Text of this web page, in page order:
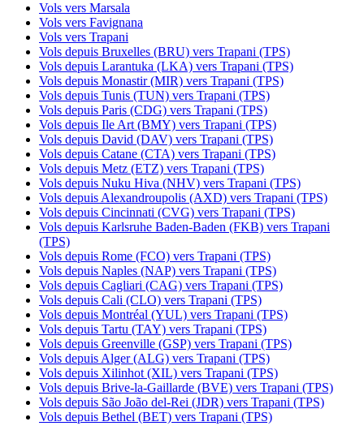
Vols vers Marsala
Vols vers Favignana
Vols vers Trapani
Vols depuis Bruxelles (BRU) vers Trapani (TPS)
Vols depuis Larantuka (LKA) vers Trapani (TPS)
Vols depuis Monastir (MIR) vers Trapani (TPS)
Vols depuis Tunis (TUN) vers Trapani (TPS)
Vols depuis Paris (CDG) vers Trapani (TPS)
Vols depuis Ile Art (BMY) vers Trapani (TPS)
Vols depuis David (DAV) vers Trapani (TPS)
Vols depuis Catane (CTA) vers Trapani (TPS)
Vols depuis Metz (ETZ) vers Trapani (TPS)
Vols depuis Nuku Hiva (NHV) vers Trapani (TPS)
Vols depuis Alexandroupolis (AXD) vers Trapani (TPS)
Vols depuis Cincinnati (CVG) vers Trapani (TPS)
Vols depuis Karlsruhe Baden-Baden (FKB) vers Trapani
(TPS)
Vols depuis Rome (FCO) vers Trapani (TPS)
Vols depuis Naples (NAP) vers Trapani (TPS)
Vols depuis Cagliari (CAG) vers Trapani (TPS)
Vols depuis Cali (CLO) vers Trapani (TPS)
Vols depuis Montréal (YUL) vers Trapani (TPS)
Vols depuis Tartu (TAY) vers Trapani (TPS)
Vols depuis Greenville (GSP) vers Trapani (TPS)
Vols depuis Alger (ALG) vers Trapani (TPS)
Vols depuis Xilinhot (XIL) vers Trapani (TPS)
Vols depuis Brive-la-Gaillarde (BVE) vers Trapani (TPS)
Vols depuis São João del-Rei (JDR) vers Trapani (TPS)
Vols depuis Bethel (BET) vers Trapani (TPS)